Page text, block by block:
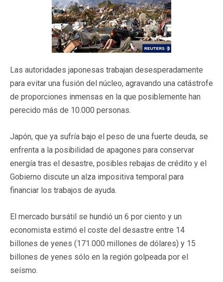
Las autoridades japonesas trabajan desesperadamente
para evitar una fusión del núcleo, agravando una catástrofe
de proporciones inmensas en la que posiblemente han
perecido más de 10.000 personas.
Japón, que ya sufría bajo el peso de una fuerte deuda, se
enfrenta a la posibilidad de apagones para conservar
energía tras el desastre, posibles rebajas de crédito y el
Gobierno discute un alza impositiva temporal para
financiar los trabajos de ayuda.
El mercado bursátil se hundió un 6 por ciento y un
economista estimó el coste del desastre entre 14
billones de yenes (171.000 millones de dólares) y 15
billones de yenes sólo en la región golpeada por el
seísmo.